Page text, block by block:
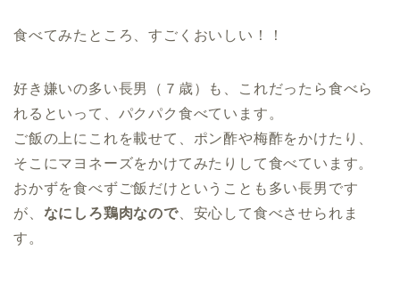
食べてみたところ、すごくおいしい！！
好き嫌いの多い長男（７歳）も、これだったら食べら
れるといって、パクパク食べています。
ご飯の上にこれを載せて、ポン酢や梅酢をかけたり、
そこにマヨネーズをかけてみたりして食べています。
おかずを食べずご飯だけということも多い長男です
が、 なにしろ鶏肉なので、安心して食べさせられま
す。